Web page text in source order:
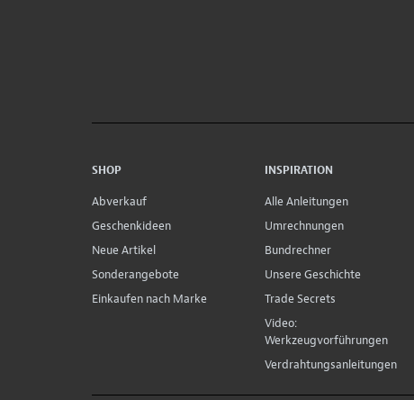
SHOP
Abverkauf
Geschenkideen
Neue Artikel
Sonderangebote
Einkaufen nach Marke
INSPIRATION
Alle Anleitungen
Umrechnungen
Bundrechner
Unsere Geschichte
Trade Secrets
Video:
Werkzeugvorführungen
Verdrahtungsanleitungen